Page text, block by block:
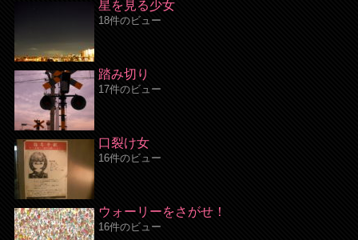
星を見る少女
18件のビュー
踏み切り
17件のビュー
口裂け女
16件のビュー
ウォーリーをさがせ！
16件のビュー